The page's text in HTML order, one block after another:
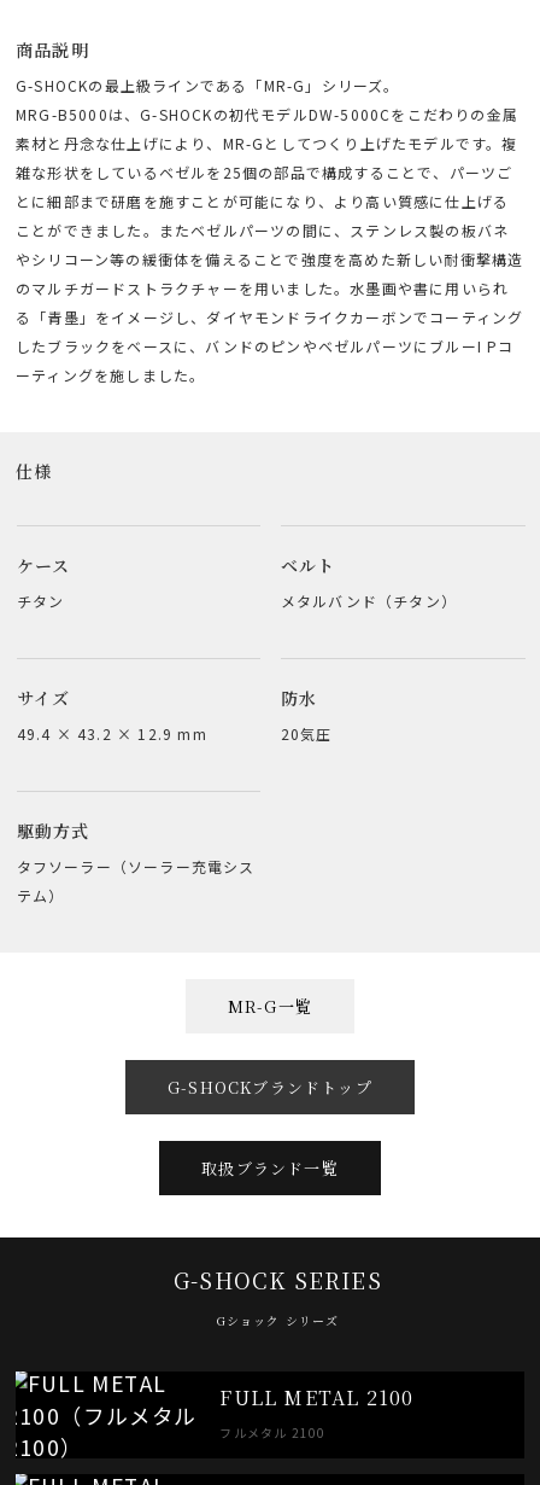
商品説明
G-SHOCKの最上級ラインである「MR-G」シリーズ。
MRG-B5000は、G-SHOCKの初代モデルDW-5000Cをこだわりの金属
素材と丹念な仕上げにより、MR-Gとしてつくり上げたモデルです。複
雑な形状をしているベゼルを25個の部品で構成することで、パーツご
とに細部まで研磨を施すことが可能になり、より高い質感に仕上げる
ことができました。またベゼルパーツの間に、ステンレス製の板バネ
やシリコーン等の緩衝体を備えることで強度を高めた新しい耐衝撃構造
のマルチガードストラクチャーを用いました。水墨画や書に用いられ
る「青墨」をイメージし、ダイヤモンドライクカーボンでコーティング
したブラックをベースに、バンドのピンやベゼルパーツにブルーI Pコ
ーティングを施しました。
仕様
ケース
チタン
ベルト
メタルバンド（チタン）
サイズ
49.4 × 43.2 × 12.9 mm
防水
20気圧
駆動方式
タフソーラー（ソーラー充電シス
テム）
MR-G一覧
G-SHOCKブランドトップ
取扱ブランド一覧
G-SHOCK SERIES
Gショック シリーズ
FULL METAL 2100
フルメタル 2100